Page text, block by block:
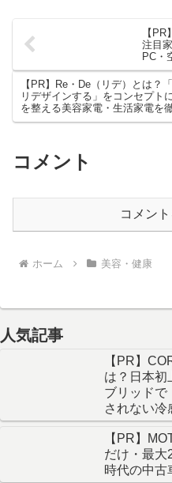
【
注目
PC・
底解説
【PR】Re・De（リデ）とは？
リデザインする」をコンセプト
を整える美容家電・生活家電を
説！
コメント
コメン
ホーム 美容・健康
人気記事
【PR】
は？日本初
ブリッドで
されない冷
徹底解説！
【PR】
だけ・最大
時代の中古